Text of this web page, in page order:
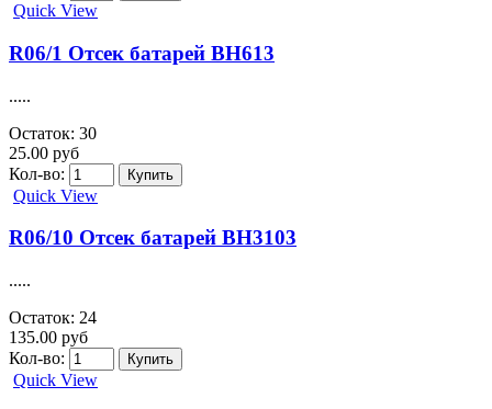
Quick View
R06/1 Отсек батарей BH613
.....
Остаток: 30
25.00 руб
Кол-во:
Quick View
R06/10 Отсек батарей BH3103
.....
Остаток: 24
135.00 руб
Кол-во:
Quick View